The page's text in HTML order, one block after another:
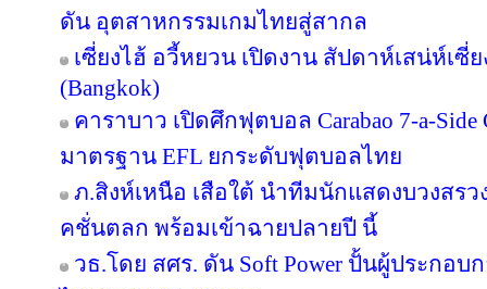
ดัน อุตสาหกรรมเกมไทยสู่สากล
เซี่ยงไฮ้ อวี้หยวน เปิดงาน สัปดาห์เสน่ห์เซี่ย
(Bangkok)
คาราบาว เปิดศึกฟุตบอล Carabao 7-a-
มาตรฐาน EFL ยกระดับฟุตบอลไทย
ภ.สิงห์เหนือ เสือใต้ นำทีมนักแสดงบวงสร
คชั่นตลก พร้อมเข้าฉายปลายปี นี้
วธ.โดย สศร. ดัน Soft Power ปั้นผู้ประกอ